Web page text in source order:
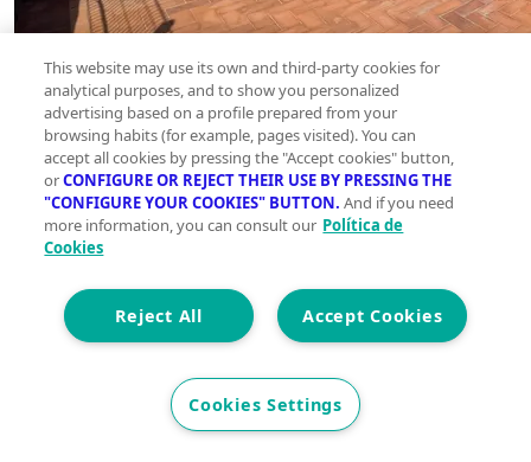
This website may use its own and third-party cookies for
analytical purposes, and to show you personalized
advertising based on a profile prepared from your
browsing habits (for example, pages visited). You can
accept all cookies by pressing the "Accept cookies" button,
orCONFIGURE OR REJECT THEIR USE BY PRESSING THE
"CONFIGURE YOUR COOKIES" BUTTON. And if you need
more information, you can consult our Política de
Cookies
Accept Cookies
Reject All
Cookies Settings